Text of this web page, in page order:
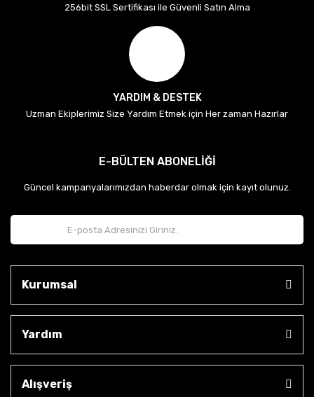
256bit SSL Sertifikası ile Güvenli Satın Alma
YARDIM & DESTEK
Uzman Ekiplerimiz Size Yardım Etmek için Her zaman Hazırlar
E-BÜLTEN ABONELİĞİ
Güncel kampanyalarımızdan haberdar olmak için kayıt olunuz.
Kurumsal
Yardım
Alışveriş